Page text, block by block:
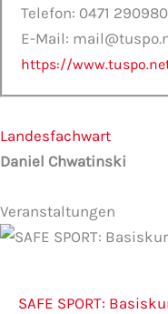
Telefon: 0471
E-Mail:
https://
Landesfachwart
Daniel Chwatinski
Veranstaltungen
SAFE SPORT: